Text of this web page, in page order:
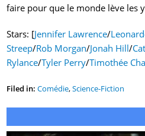
faire pour que le monde lève les
Stars: [Jennifer Lawrence/
Streep/Rob Morgan/Jonah Hill/
Rylance/Tyler Perry/Timothée
Filed in: Comédie,Science-Fiction